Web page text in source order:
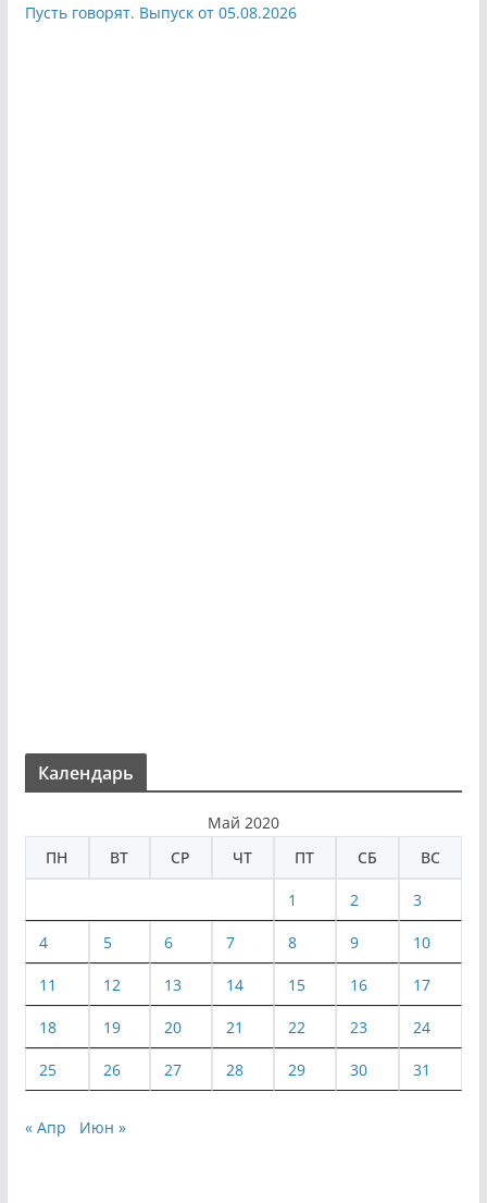
Пусть говорят. Выпуск от 05.08.2026
Календарь
Май 2020
ПН
ВТ СР ЧТ ПТ СБ ВС
1 2 3
4 5 6 7 8 9 10
11 12 13 14 15 16 17
18 19 20 21 22 23 24
25 26 27 28 29 30 31
« Апр Июн »